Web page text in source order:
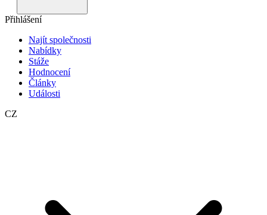
Přihlášení
Najít společnosti
Nabídky
Stáže
Hodnocení
Články
Události
CZ